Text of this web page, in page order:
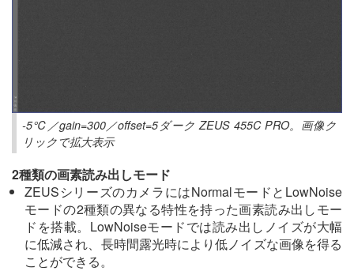
-5℃／gain=300／offset=5ダーク ZEUS 455C PRO。画像ク
リックで拡大表示
2種類の画素読み出しモード
ZEUSシリーズのカメラにはNormalモードとLowNoise
モードの2種類の異なる特性を持った画素読み出しモー
ドを搭載。LowNoiseモードでは読み出しノイズが大幅
に低減され、長時間露光時により低ノイズな画像を得る
ことができる。